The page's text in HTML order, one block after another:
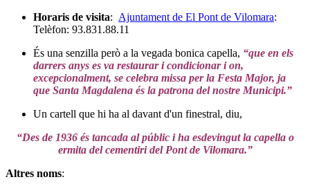
Horaris de visita: Ajuntament de El Pont de Vilomara:
Telèfon: 93.831.88.11
És una senzilla però a la vegada bonica capella, “que en els
darrers anys es va restaurar i condicionar i on,
excepcionalment, se celebra missa per la Festa Major, ja
que Santa Magdalena és la patrona del nostre Municipi.”
Un cartell que hi ha al davant d'un finestral, diu,
“Des de 1936 és tancada al públic i ha esdevingut la capella o
ermita del cementiri del Pont de Vilomara.”
Altres noms: